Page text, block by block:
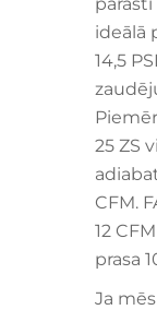
ideālā
14,5
25 ZS
CFM.
12
prasa
Ja